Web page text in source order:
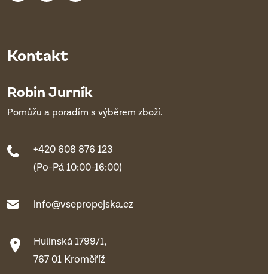
Kontakt
Robin Jurník
Pomůžu a poradím s výběrem zboží.
+420 608 876 123
(Po-Pá 10:00-16:00)
info@vsepropejska.cz
Hulínská 1799/1,
767 01 Kroměříž